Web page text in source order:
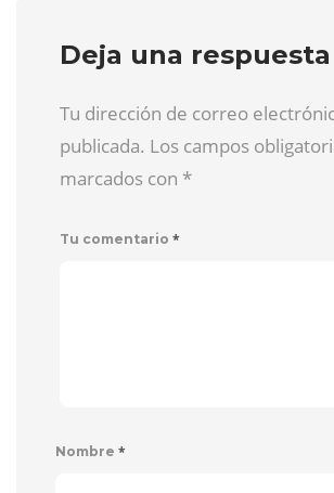
Deja una respuesta
Tu dirección de correo
publicada. Los campos
marcados con *
Tu comentario *
Nombre *